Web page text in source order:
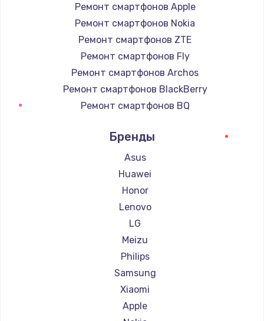
Ремонт смартфонов Apple
Ремонт смартфонов Nokia
Ремонт смартфонов ZTE
Ремонт смартфонов Fly
Ремонт смартфонов Archos
Ремонт смартфонов BlackBerry
Ремонт смартфонов BQ
Ремонт смартфонов Digma
Ремонт смартфонов Ginzzu
Ремонт смартфонов Highscreen
Ремонт смартфонов Irbis
Ремонт смартфонов Kyocera
Ремонт смартфонов LeEco
Ремонт смартфонов OnePlus
Ремонт смартфонов teXet
Ремонт смартфонов Motorola
Ремонт смартфонов Prestigio
Ремонт смартфонов Vertex
Бренды
Asus
Huawei
Honor
Lenovo
LG
Meizu
Philips
Samsung
Xiaomi
Apple